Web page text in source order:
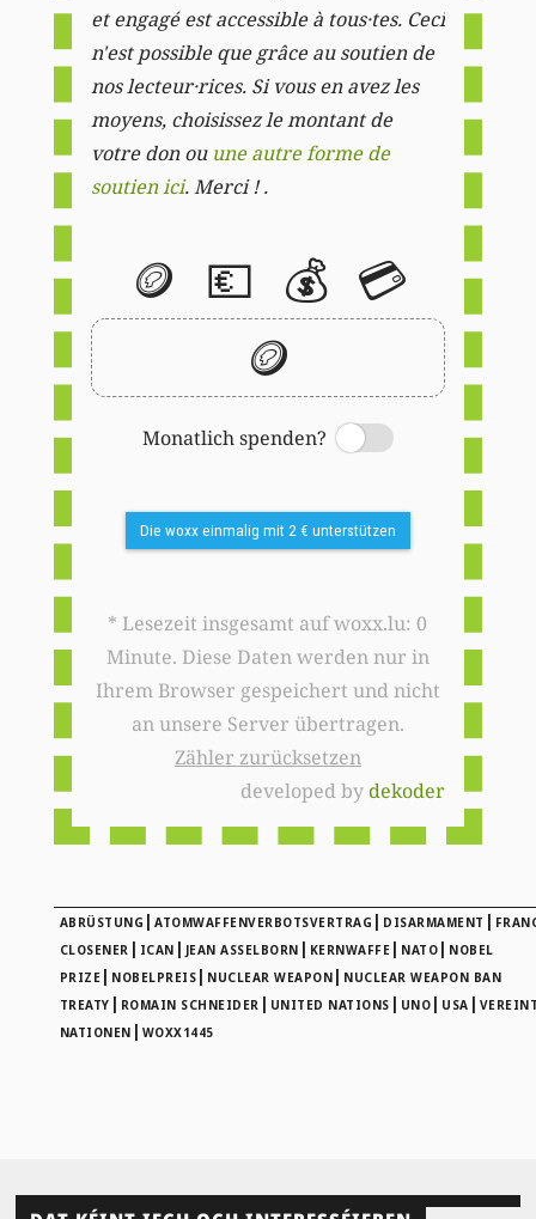
et engagé est accessible à tous·tes. Ceci
n'est possible que grâce au soutien de
nos lecteur·rices. Si vous en avez les
moyens, choisissez le montant de
votre don ou une autre forme de
soutien ici. Merci ! .
🪙 💶 💰 💳
🪙
Monatlich spenden?
Switch
Die woxx einmalig mit 2 € unterstützen
* Lesezeit insgesamt auf woxx.lu: 0
Minute. Diese Daten werden nur in
Ihrem Browser gespeichert und nicht
an unsere Server übertragen.
Zähler zurücksetzen
developed bydekoder
ABRÜSTUNG |ATOMWAFFENVERBOTSVERTRAG | DISARMAMENT |
CLOSENER | ICAN | JEAN ASSELBORN | KERNWAFFE | NATO | NOBEL
PRIZE | NOBELPREIS | NUCLEAR WEAPON | NUCLEAR WEAPON BAN
TREATY | ROMAIN SCHNEIDER | UNITED NATIONS | UNO | USA |
NATIONEN | WOXX1445